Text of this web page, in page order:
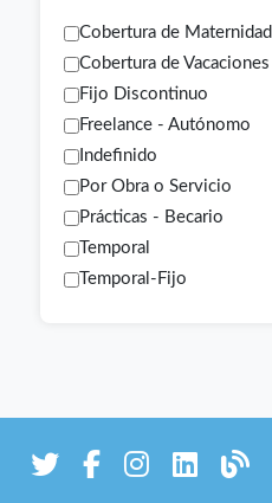
Cobertura de Maternidad
Cobertura de Vacaciones
Fijo Discontinuo
Freelance - Autónomo
Indefinido
Por Obra o Servicio
Prácticas - Becario
Temporal
Temporal-Fijo